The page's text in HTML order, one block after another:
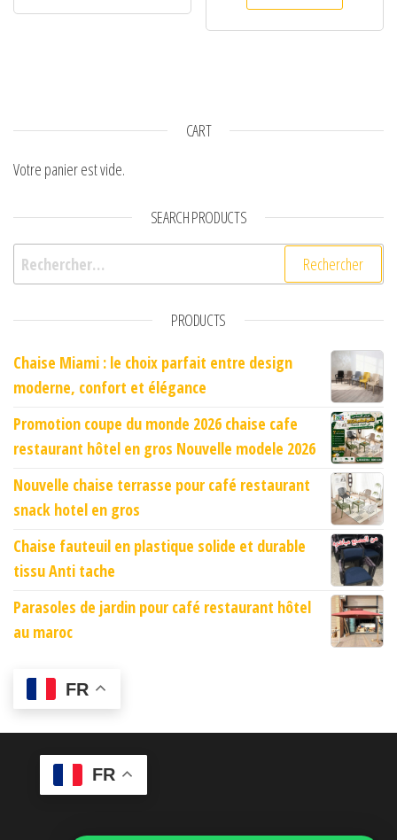
CART
Votre panier est vide.
SEARCH PRODUCTS
Rechercher :
PRODUCTS
Chaise Miami : le choix parfait entre design
moderne, confort et élégance
Promotion coupe du monde 2026 chaise cafe
restaurant hôtel en gros Nouvelle modele 2026
Nouvelle chaise terrasse pour café restaurant
snack hotel en gros
Chaise fauteuil en plastique solide et durable
tissu Anti tache
Parasoles de jardin pour café restaurant hôtel
au maroc
FR
FR